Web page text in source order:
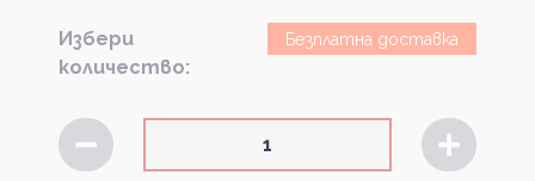
Избери
количество:
Безплатна доставка